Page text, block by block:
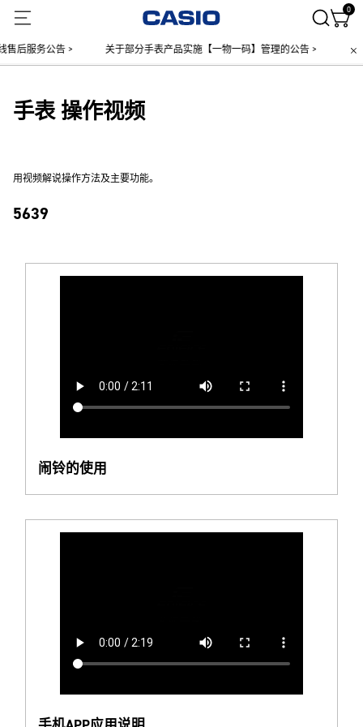
0
后服务公告 > 关于部分手表产品实施【一物一码】管理的公告 > 微
手表 操作视频
用视频解说操作方法及主要功能。
5639
闹铃的使用